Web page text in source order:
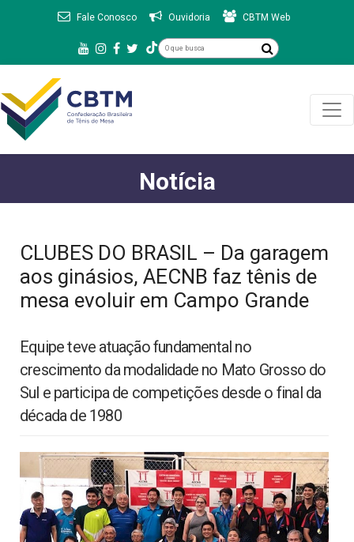
Fale Conosco Ouvidoria CBTM Web
Notícia
CLUBES DO BRASIL – Da garagem
aos ginásios, AECNB faz tênis de
mesa evoluir em Campo Grande
Equipe teve atuação fundamental no
crescimento da modalidade no Mato Grosso do
Sul e participa de competições desde o final da
década de 1980